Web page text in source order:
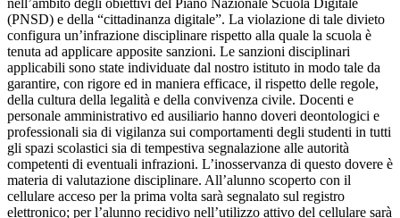
(PNSD) e della “cittadinanza digitale”. La violazione di tale divieto
configura un’infrazione disciplinare rispetto alla quale la scuola è
tenuta ad applicare apposite sanzioni. Le sanzioni disciplinari
applicabili sono state individuate dal nostro istituto in modo tale da
garantire, con rigore ed in maniera efficace, il rispetto delle regole,
della cultura della legalità e della convivenza civile. Docenti e
personale amministrativo ed ausiliario hanno doveri deontologici e
professionali sia di vigilanza sui comportamenti degli studenti in tutti
gli spazi scolastici sia di tempestiva segnalazione alle autorità
competenti di eventuali infrazioni. L’inosservanza di questo dovere è
materia di valutazione disciplinare. All’alunno scoperto con il
cellulare acceso per la prima volta sarà segnalato sul registro
elettronico; per l’alunno recidivo nell’utilizzo attivo del cellulare sarà